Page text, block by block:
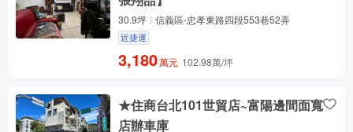
30.9坪 信義區-忠孝東路四段553巷52弄
近捷運
3,180萬元 102.98萬/坪
★住商台北101世貿店~富陽邊間面寬
店辦車庫